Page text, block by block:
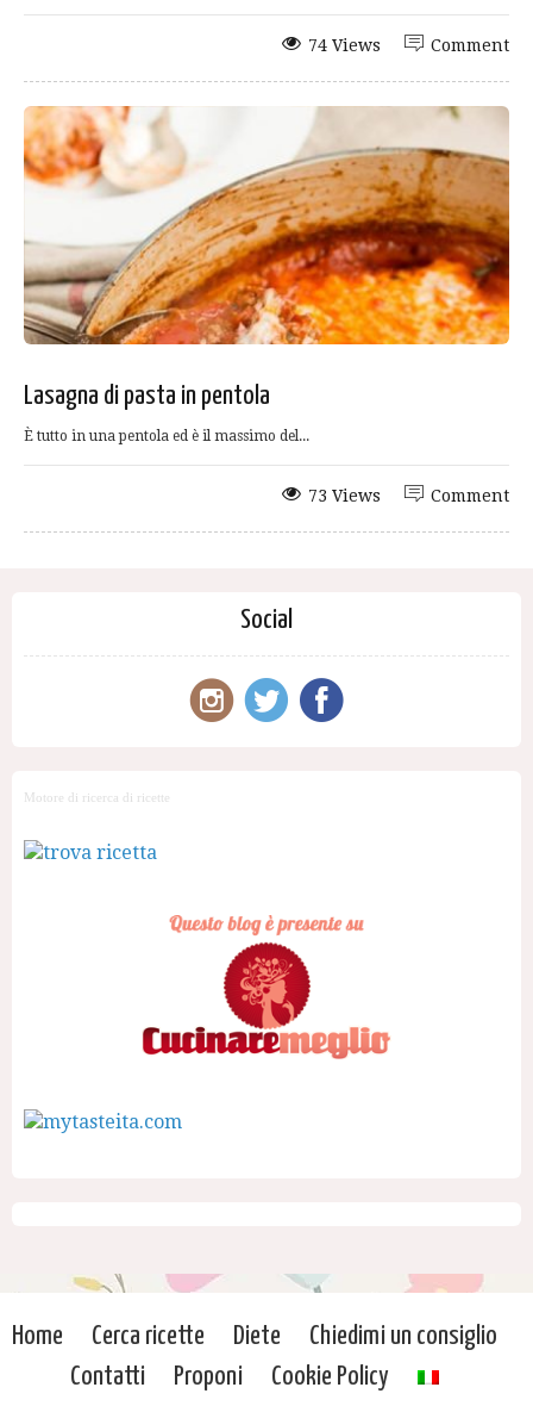
Comment
74 Views
Lasagna di pasta in pentola
È tutto in una pentola ed è il massimo del...
Comment
73 Views
Social
Motore di ricerca di ricette
Home Cerca ricette Diete
Chiedimi un consiglio
Contatti
Proponi Cookie Policy